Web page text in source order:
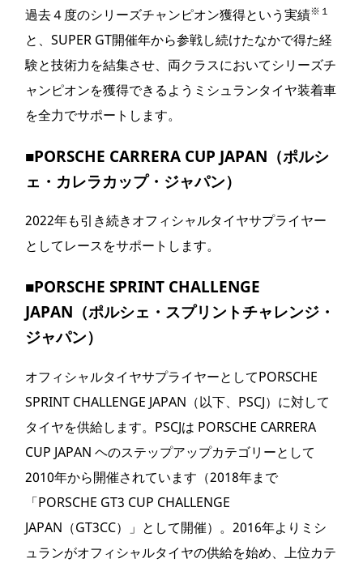
過去４度のシリーズチャンピオン獲得という実績※１
と、SUPER GT開催年から参戦し続けたなかで得た経
験と技術力を結集させ、両クラスにおいてシリーズチ
ャンピオンを獲得できるようミシュランタイヤ装着車
を全力でサポートします。
■PORSCHE CARRERA CUP JAPAN（ポルシ
ェ・カレラカップ・ジャパン）
2022年も引き続きオフィシャルタイヤサプライヤー
としてレースをサポートします。
■PORSCHE SPRINT CHALLENGE
JAPAN（ポルシェ・スプリントチャレンジ・
ジャパン）
オフィシャルタイヤサプライヤーとしてPORSCHE
SPRINT CHALLENGE JAPAN（以下、PSCJ）に対して
タイヤを供給します。PSCJは PORSCHE CARRERA
CUP JAPAN ヘのステップアップカテゴリーとして
2010年から開催されています（2018年まで
「PORSCHE GT3 CUP CHALLENGE
JAPAN（GT3CC）」として開催）。2016年よりミシ
ュランがオフィシャルタイヤの供給を始め、上位カテ